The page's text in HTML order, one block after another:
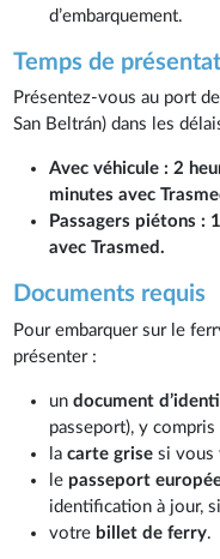
d’embarquement.
Temps de
Présentez-vous au port
San Beltrán) dans les
Avec véhicule : 2
minutes avec
Passagers piétons :
avec Trasmed.
Documents requis
Pour embarquer sur le
présenter :
undocument
passeport), y
lacarte grise si vous
le passeport
identification à jour,
votre billet de ferry.